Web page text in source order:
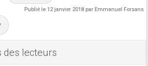
Publié le 12 janvier 2018 par Emmanuel Forsans
des lecteurs